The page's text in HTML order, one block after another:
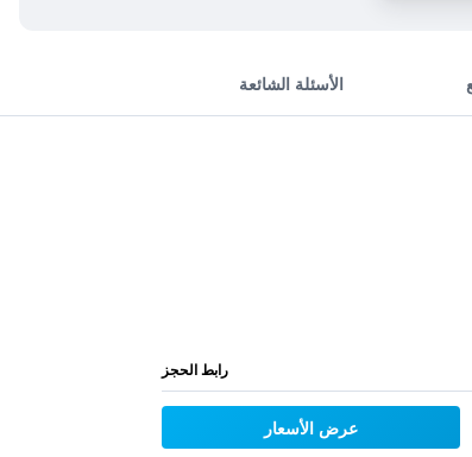
الأسئلة الشائعة
رابط الحجز
عرض الأسعار